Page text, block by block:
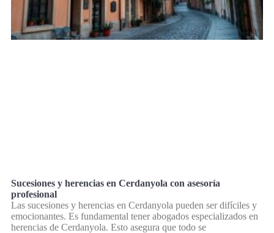
Sucesiones y herencias en Cerdanyola con asesoría
profesional
Las sucesiones y herencias en Cerdanyola pueden ser difíciles y
emocionantes. Es fundamental tener abogados especializados en
herencias de Cerdanyola. Esto asegura que todo se